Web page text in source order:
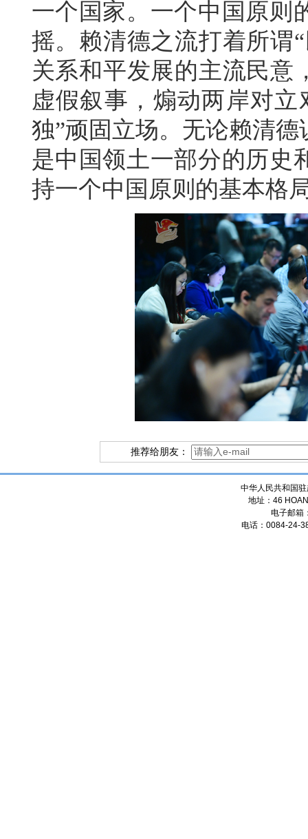
一个国家。一个中国原则
摇。赖清德之流打着所谓
关系和平发展的主流民意
虚假叙事，煽动两岸对
独”顽固立场。无论赖清
是中国领土一部分的历史
持一个中国原则的基本格
推荐给朋友：
中华人民共和国
地址：46
电子邮箱
电话：0084-24-